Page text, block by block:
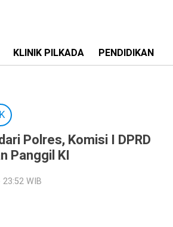
KLINIK PILKADA PENDIDIKAN
Polres, Komisi I DPRD
Panggil KI
WIB